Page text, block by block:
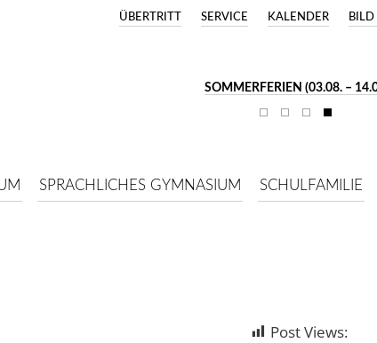
BILD
KALENDER
SERVICE
ÜBERTRITT
SOMMERFERIEN (03.08. –
SPRACHLICHES GYMNASIUM SCHULFAMILIE
Post Views: